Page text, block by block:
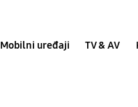
Mobilni uređaji TV & AV